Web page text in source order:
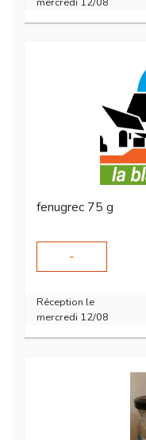
fenugrec 75 g
-
Réception le
mercredi 12/08